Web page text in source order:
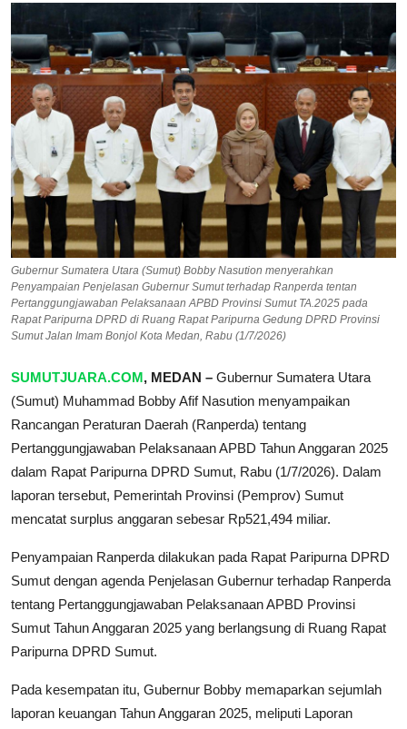
HIBURAN
Gubernur Sumatera Utara (Sumut) Bobby Nasution menyerahkan
Penyampaian Penjelasan Gubernur Sumut terhadap Ranperda tentan
Pertanggungjawaban Pelaksanaan APBD Provinsi Sumut TA.2025 pada
Rapat Paripurna DPRD di Ruang Rapat Paripurna Gedung DPRD Provinsi
Sumut Jalan Imam Bonjol Kota Medan, Rabu (1/7/2026)
SUMUTJUARA.COM, MEDAN – Gubernur Sumatera Utara
(Sumut) Muhammad Bobby Afif Nasution menyampaikan
Rancangan Peraturan Daerah (Ranperda) tentang
Pertanggungjawaban Pelaksanaan APBD Tahun Anggaran 2025
dalam Rapat Paripurna DPRD Sumut, Rabu (1/7/2026). Dalam
laporan tersebut, Pemerintah Provinsi (Pemprov) Sumut
mencatat surplus anggaran sebesar Rp521,494 miliar.
Penyampaian Ranperda dilakukan pada Rapat Paripurna DPRD
Sumut dengan agenda Penjelasan Gubernur terhadap Ranperda
tentang Pertanggungjawaban Pelaksanaan APBD Provinsi
Sumut Tahun Anggaran 2025 yang berlangsung di Ruang Rapat
Paripurna DPRD Sumut.
Pada kesempatan itu, Gubernur Bobby memaparkan sejumlah
laporan keuangan Tahun Anggaran 2025, meliputi Laporan